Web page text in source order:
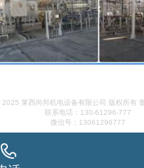
莱西尚邦机电设备有限公司 版权所有
联系电话：130-61296-777
微信号：13061296777